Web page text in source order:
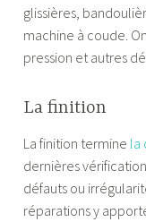
glissières,
machine à coude.
pression et autres
La finition
La finition termine la
dernières
défauts ou
réparations y